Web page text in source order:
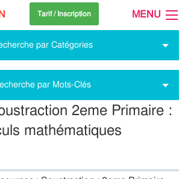
Tarif / Inscription MENU
par Catégories
par Mots-Clés
2eme Primaire :
mathématiques